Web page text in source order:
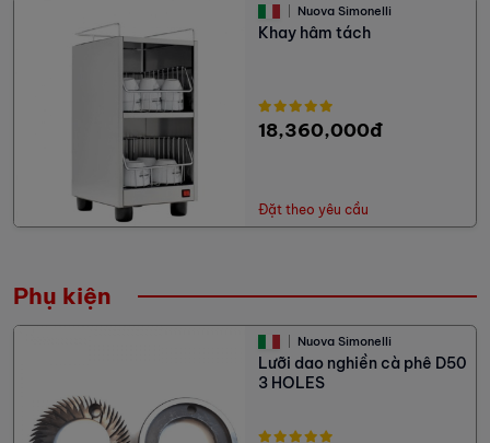
Nuova Simonelli
Khay hâm tách
18,360,000đ
Đặt theo yêu cầu
Phụ kiện
Nuova Simonelli
Lưỡi dao nghiền cà phê D50
3 HOLES